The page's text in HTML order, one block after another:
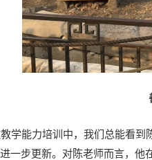
学能力培训中，我们总能看
一步更新。对陈老师而言，